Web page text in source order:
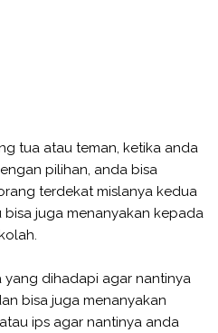
tua atau teman, ketika anda
pilihan, anda bisa
terdekat mislanya kedua
juga menanyakan kepada
yang dihadapi agar nantinya
bisa juga menanyakan
ips agar nantinya anda